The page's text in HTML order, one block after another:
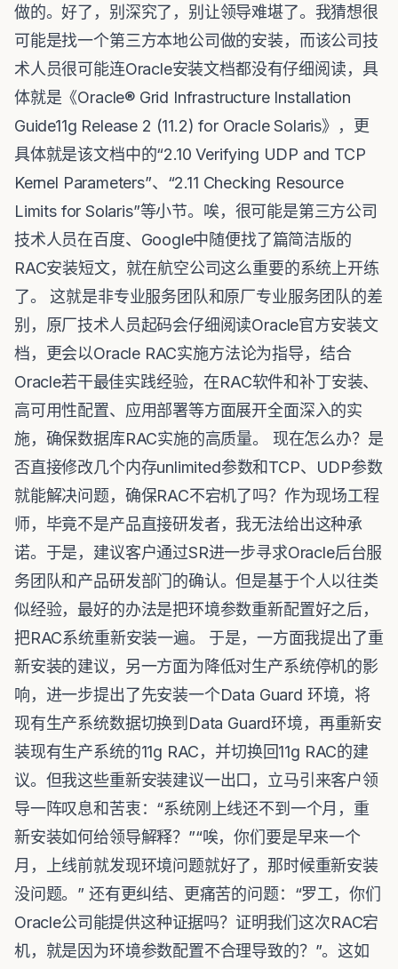
做的。好了，别深究了，别让领导难堪了。我猜想很
可能是找一个第三方本地公司做的安装，而该公司技
术人员很可能连Oracle安装文档都没有仔细阅读，具
体就是《Oracle® Grid Infrastructure Installation
Guide11g Release 2 (11.2) for Oracle Solaris》，更
具体就是该文档中的“2.10 Verifying UDP and TCP
Kernel Parameters”、“2.11 Checking Resource
Limits for Solaris”等小节。唉，很可能是第三方公司
技术人员在百度、Google中随便找了篇简洁版的
RAC安装短文，就在航空公司这么重要的系统上开练
了。 这就是非专业服务团队和原厂专业服务团队的差
别，原厂技术人员起码会仔细阅读Oracle官方安装文
档，更会以Oracle RAC实施方法论为指导，结合
Oracle若干最佳实践经验，在RAC软件和补丁安装、
高可用性配置、应用部署等方面展开全面深入的实
施，确保数据库RAC实施的高质量。 现在怎么办？是
否直接修改几个内存unlimited参数和TCP、UDP参数
就能解决问题，确保RAC不宕机了吗？作为现场工程
师，毕竟不是产品直接研发者，我无法给出这种承
诺。于是，建议客户通过SR进一步寻求Oracle后台服
务团队和产品研发部门的确认。但是基于个人以往类
似经验，最好的办法是把环境参数重新配置好之后，
把RAC系统重新安装一遍。 于是，一方面我提出了重
新安装的建议，另一方面为降低对生产系统停机的影
响，进一步提出了先安装一个Data Guard 环境，将
现有生产系统数据切换到Data Guard环境，再重新安
装现有生产系统的11g RAC，并切换回11g RAC的建
议。但我这些重新安装建议一出口，立马引来客户领
导一阵叹息和苦衷：“系统刚上线还不到一个月，重
新安装如何给领导解释？”“唉，你们要是早来一个
月，上线前就发现环境问题就好了，那时候重新安装
没问题。” 还有更纠结、更痛苦的问题：“罗工，你们
Oracle公司能提供这种证据吗？证明我们这次RAC宕
机，就是因为环境参数配置不合理导致的？”。这如